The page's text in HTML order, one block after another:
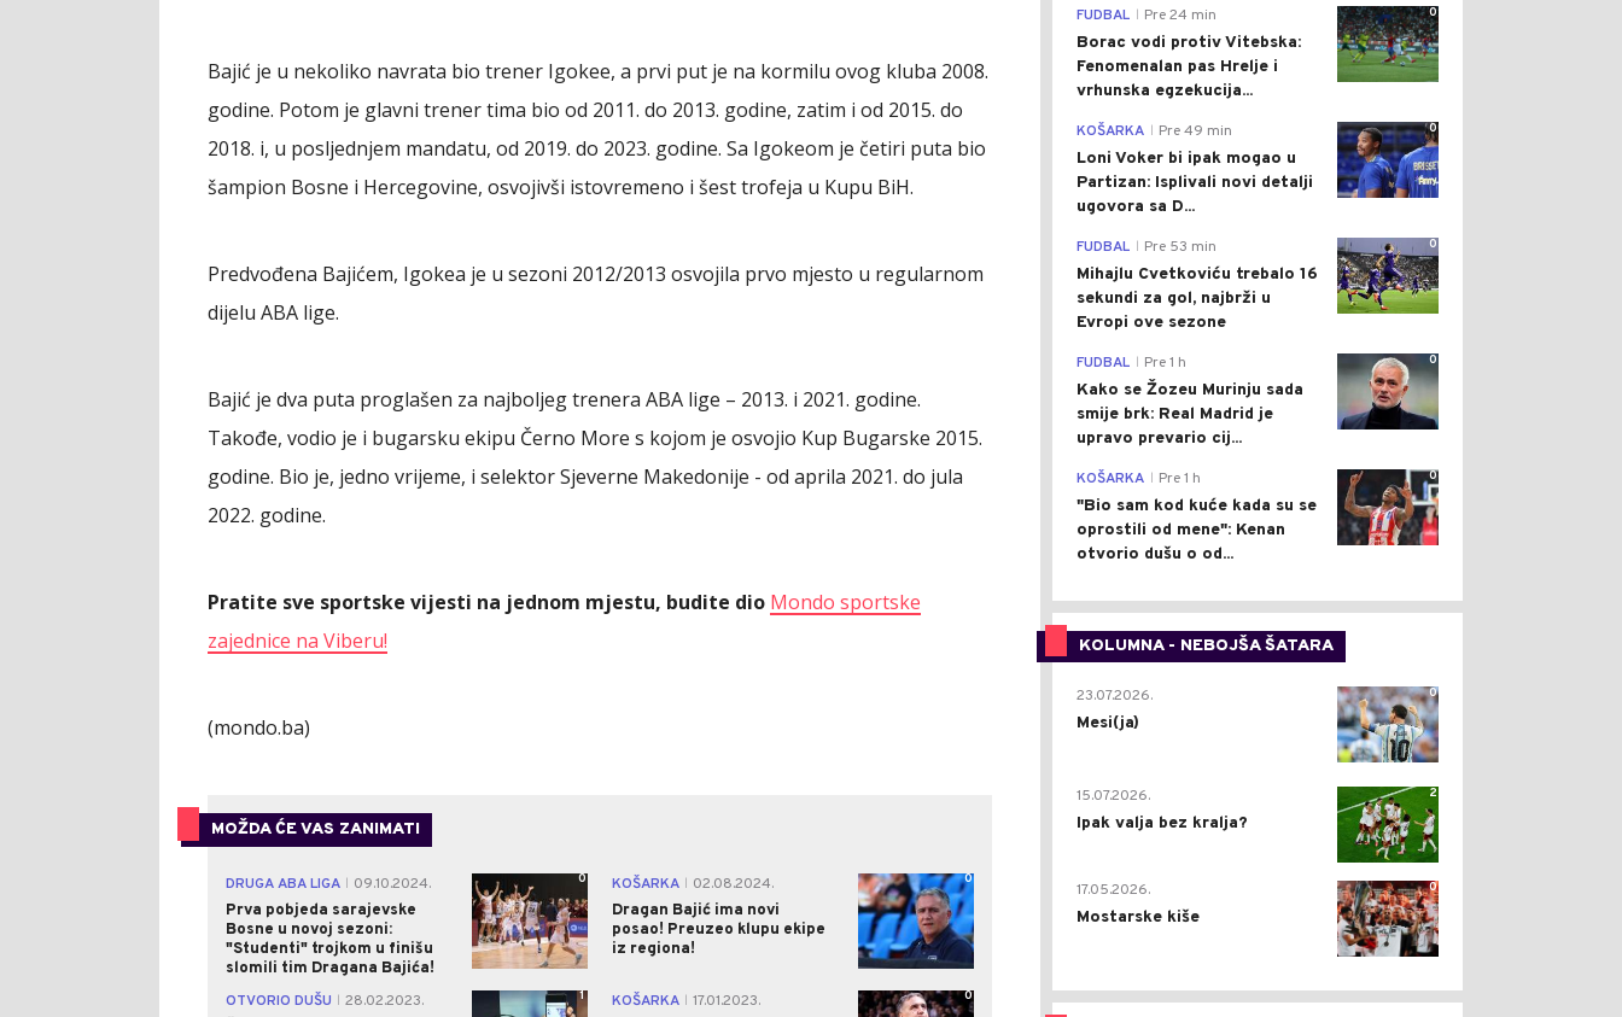
Bajić je u nekoliko navrata bio trener Igokee, a prvi put je na kormilu ovog kluba 2008.
godine. Potom je glavni trener tima bio od 2011. do 2013. godine, zatim i od 2015. do
2018. i, u posljednjem mandatu, od 2019. do 2023. godine. Sa Igokeom je četiri puta bio
šampion Bosne i Hercegovine, osvojivši istovremeno i šest trofeja u Kupu BiH.
Predvođena Bajićem, Igokea je u sezoni 2012/2013 osvojila prvo mjesto u regularnom
dijelu ABA lige.
Bajić je dva puta proglašen za najboljeg trenera ABA lige – 2013. i 2021. godine.
Takođe, vodio je i bugarsku ekipu Černo More s kojom je osvojio Kup Bugarske 2015.
godine. Bio je, jedno vrijeme, i selektor Sjeverne Makedonije - od aprila 2021. do jula
2022. godine.
Pratite sve sportske vijesti na jednom mjestu, budite dio Mondo sportske
zajednice na Viberu!
(mondo.ba)
MOŽDA ĆE VAS ZANIMATI
DRUGA ABA LIGA
09.10.2024.
Prva pobjeda sarajevske
Bosne u novoj sezoni:
"Studenti" trojkom u finišu
slomili tim Dragana Bajića!
0 KOŠARKA
02.08.2024.
Dragan Bajić ima novi
posao! Preuzeo klupu ekipe
iz regiona!
0
OTVORIO DUŠU
28.02.2023.
1 KOŠARKA
17.01.2023.
0
0
FUDBAL Pre 24 min
Borac vodi protiv Vitebska:
Fenomenalan pas Hrelje i
vrhunska egzekucija...
0
KOŠARKA Pre 49 min
Loni Voker bi ipak mogao u
Partizan: Isplivali novi detalji
ugovora sa D...
0
FUDBAL Pre 53 min
Mihajlu Cvetkoviću trebalo 16
sekundi za gol, najbrži u
Evropi ove sezone
0
FUDBAL Pre 1 h
Kako se Žozeu Murinju sada
smije brk: Real Madrid je
upravo prevario cij...
0
KOŠARKA Pre 1 h
"Bio sam kod kuće kada su se
oprostili od mene": Kenan
otvorio dušu o od...
KOLUMNA - NEBOJŠA ŠATARA
0
23.07.2026.
Mesi(ja)
2
15.07.2026.
Ipak valja bez kralja?
0
17.05.2026.
Mostarske kiše